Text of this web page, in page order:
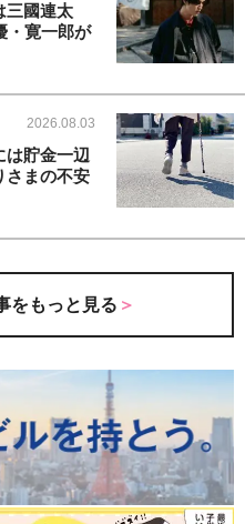
三國連太
・寛一郎が
2026.08.03
は貯金一辺
さまの不安
をもっと見る